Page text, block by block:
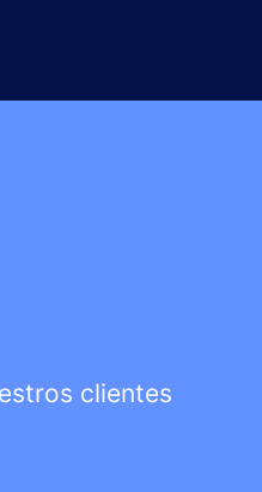
clientes